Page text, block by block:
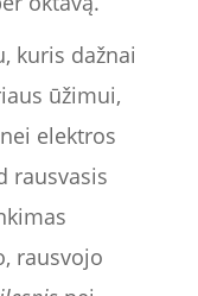
kuris dažnai
ūžimui,
elektros
rausvasis
rausvojo